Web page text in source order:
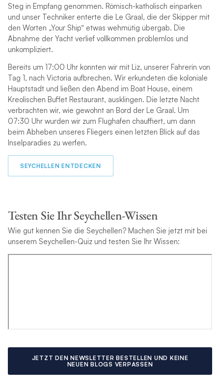
Steg in Empfang genommen. Römisch-katholisch einparken
und unser Techniker enterte die Le Graal, die der Skipper mit
den Worten „Your Ship“ etwas wehmütig übergab. Die
Abnahme der Yacht verlief vollkommen problemlos und
unkompliziert.
Bereits um 17:00 Uhr konnten wir mit Liz, unserer Fahrerin von
Tag 1, nach Victoria aufbrechen. Wir erkundeten die koloniale
Hauptstadt und ließen den Abend im Boat House, einem
Kreolischen Buffet Restaurant, ausklingen. Die letzte Nacht
verbrachten wir, wie gewohnt an Bord der Le Graal. Um
07:30 Uhr wurden wir zum Flughafen chauffiert, um dann
beim Abheben unseres Fliegers einen letzten Blick auf das
Inselparadies zu werfen.
SEYCHELLEN ENTDECKEN
Testen Sie Ihr Seychellen-Wissen
Wie gut kennen Sie die Seychellen? Machen Sie jetzt mit bei
unserem Seychellen-Quiz und testen Sie Ihr Wissen:
JETZT DEN NEWSLETTER BESTELLEN UND KEINE
NEUEN BLOGS VERPASSEN